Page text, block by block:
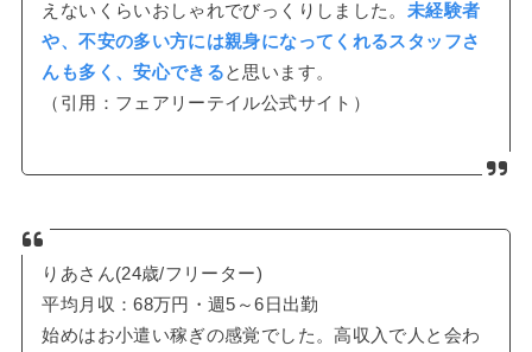
えないくらいおしゃれでびっくりしました。 未経験者
や、不安の多い方には親身になってくれるスタッフさ
んも多く、安心できると思います。
（引用：フェアリーテイル公式サイト）
りあさん(24歳/フリーター)
平均月収：68万円・週5～6日出勤
始めはお小遣い稼ぎの感覚でした。高収入で人と会わ